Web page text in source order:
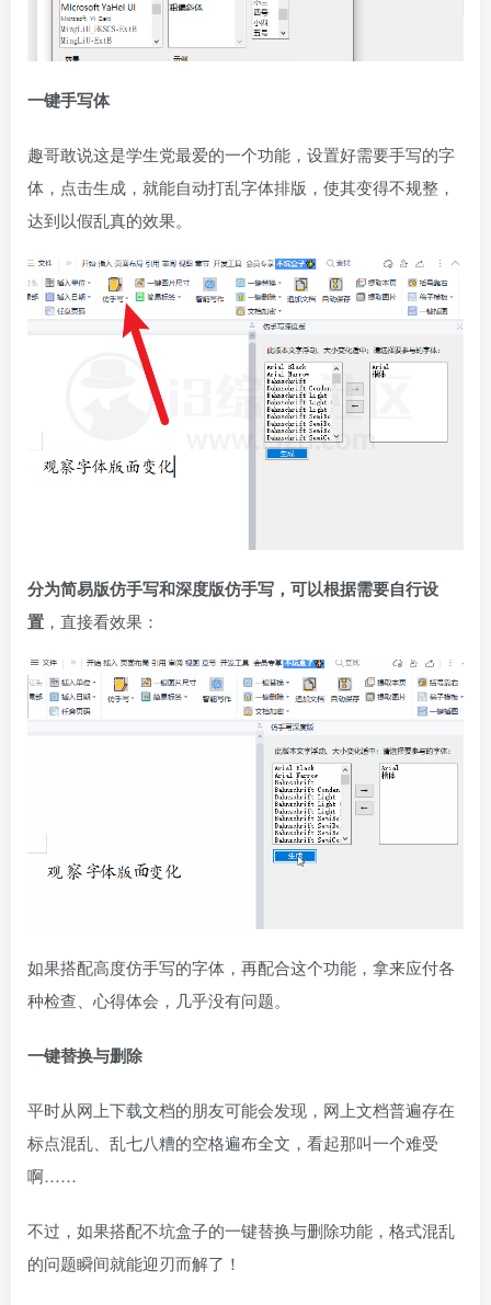
一键手写体
趣哥敢说这是学生党最爱的一个功能，设置好需要手写的字
体，点击生成，就能自动打乱字体排版，使其变得不规整，
达到以假乱真的效果。
分为简易版仿手写和深度版仿手写，可以根据需要自行设
置 ，直接看效果：
如果搭配高度仿手写的字体，再配合这个功能，拿来应付各
种检查、心得体会，几乎没有问题。
一键替换与删除
平时从网上下载文档的朋友可能会发现，网上文档普遍存在
标点混乱、乱七八糟的空格遍布全文，看起那叫一个难受
啊……
不过，如果搭配不坑盒子的一键替换与删除功能，格式混乱
的问题瞬间就能迎刃而解了！